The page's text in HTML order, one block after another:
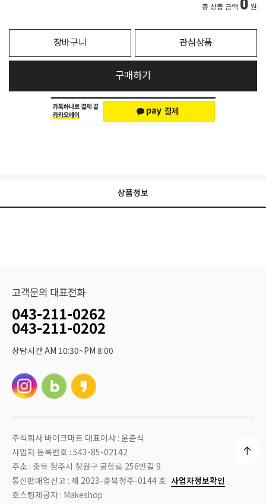
총 상품 금액 0 원
장바구니 관심상품
구매하기
상품정보
고객문의 대표전화
043-211-0262
043-211-0202
상담시간 AM 10:30~PM 8:00
주식회사 바이크마트 대표이사 : 윤준식
사업자 등록번호 : 543-85-02142
주소 : 충북 청주시 청원구 공항로 256번길 9
통신판매업신고 : 제 2023-충북청주-0144 호 사업자정보확인
호스팅제공자 : Makeshop